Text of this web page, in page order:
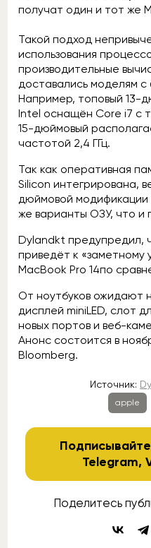
получат один и тот же
Такой подход
использования
производительные
доставались моделям
Например, топовый 13-
Intel оснащён Core i7 с
15-дюймовый
частотой 2,4 ГГц.
Так как оперативная
Silicon интегрирована,
дюймовой модификации
же варианты ОЗУ, что и
Dylandkt предупредил,
приведёт к «заметному
MacBook Pro 14по
От ноутбуков ожидают
дисплей miniLED, слот
новых портов и веб-
Анонс состоится в
Bloomberg.
Источник:
apple
Telegram,
Поделитесь